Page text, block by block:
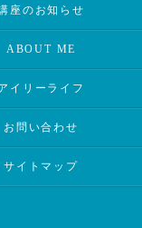
座のお知らせ
ABOUT ME
イリーライフ
お問い合わせ
サイトマップ